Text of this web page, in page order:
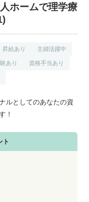
無料お仕事相談
ホームで理学療
昇給あり 主婦活躍中
あり 資格手当あり
ルとしてのあなたの資
！
ト